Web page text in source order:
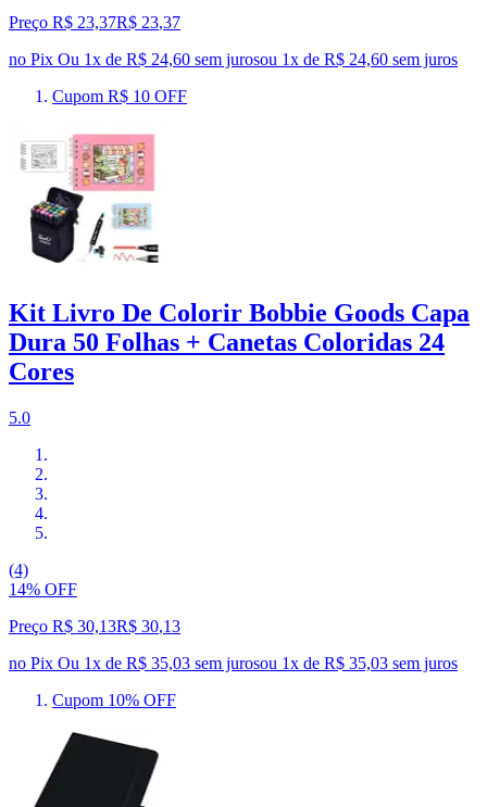
Preço R$ 23,37R$ 23,37
no Pix Ou 1x de R$ 24,60 sem jurosou 1x de R$ 24,60 sem juros
Cupom R$ 10 OFF
Kit Livro De Colorir Bobbie Goods Capa
Dura 50 Folhas + Canetas Coloridas 24
Cores
5.0
(4)
14% OFF
Preço R$ 30,13R$ 30,13
no Pix Ou 1x de R$ 35,03 sem jurosou 1x de R$ 35,03 sem juros
Cupom 10% OFF